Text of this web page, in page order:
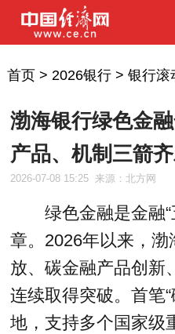
首页> 2026银行> 银行滚
渤海银行绿色金融
产品、机制三箭
2026-07-08 15:25 来源：北方网
绿色金融是金融
章。2026年以来，
放、碳金融产品创新
连续取得突破。首笔
地，支持多个国家